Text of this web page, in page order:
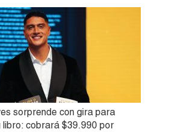
sorprende con gira para
libro: cobrará $39.990 por